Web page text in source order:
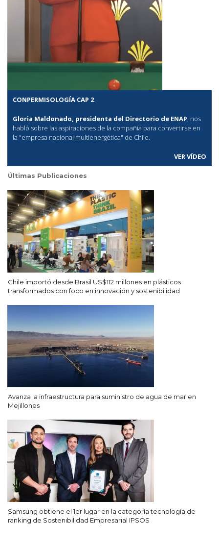
CONPERMISOLOGÍA CAP 2
Gloria Maldonado, presidenta del Directorio de ENAP , nos
habló sobre las aspiraciones de la compañía para convertirse en
la "empresa nacional multienergética" de Chile.
VER VÍDEO
Últimas Publicaciones
Chile importó desde Brasil US$112 millones en plásticos
transformados con foco en innovación y sostenibilidad
Avanza la infraestructura para suministro de agua de mar en
Mejillones
Samsung obtiene el 1er lugar en la categoría tecnología de
ranking de Sostenibilidad Empresarial IPSOS